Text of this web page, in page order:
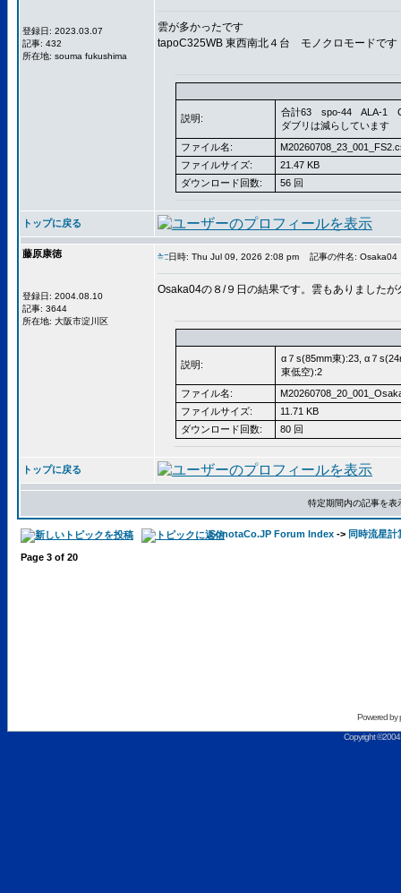
登録日: 2023.03.07
記事: 432
所在地: souma fukushima
雲が多かったです
tapoC325WB 東西南北４台 モノクロモードです
説明:
合計63 spo-44 ALA-1
ダブリは減らしています
ファイル名:
ファイルサイズ:
21.47 KB
ダウンロード回数:
56 回
トップに戻る
藤原康徳
登録日: 2004.08.10
記事: 3644
所在地: 大阪市淀川区
日時: Thu Jul 09, 2026 2:08 pm 記事の件名: Osaka04
Osaka04の８/９日の結果です。雲もありました
説明:
α７s(85mm東):23, α７
東低空):2
ファイル名:
ファイルサイズ:
11.71 KB
ダウンロード回数:
80 回
トップに戻る
特定期間内の記事を
SonotaCo.JP Forum Index -> 同時流星
Page 3 of 20
Powered by
Copyright ©2004